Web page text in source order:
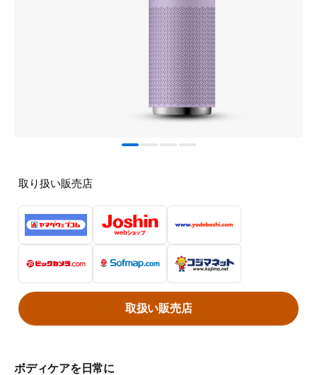
ボディケアを日常に
取り扱い販売店
取扱い販売店